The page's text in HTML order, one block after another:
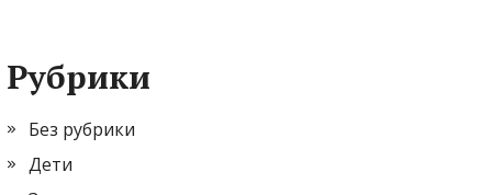
Рубрики
Без рубрики
Дети